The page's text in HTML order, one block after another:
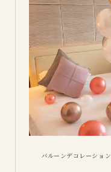
バルーンデコレーション